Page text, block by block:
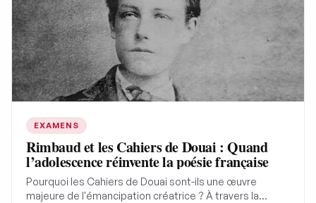
EXAMENS
Rimbaud et les Cahiers de Douai : Quand
l’adolescence réinvente la poésie française
Pourquoi les Cahiers de Douai sont-ils une œuvre
majeure de l'émancipation créatrice ? À travers la